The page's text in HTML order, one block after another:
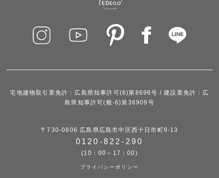
宅地建物取引業免許：広島県知事許可(6)第8696号 / 建設業免許：広
島県知事許可(般-6)第36909号
〒730-0806 広島県広島市中区西十日市町9-13
0120-822-290
(10：00～17：00)
プライバシーポリシー